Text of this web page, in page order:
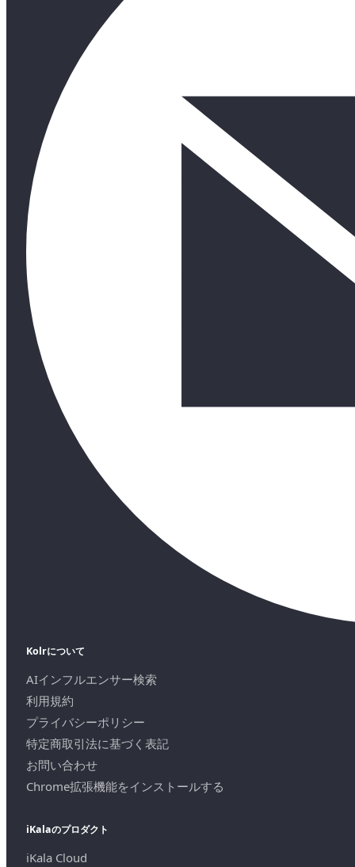
Kolrについて
AIインフルエンサー検索
利用規約
プライバシーポリシー
特定商取引法に基づく表記
お問い合わせ
Chrome拡張機能をインストールする
iKalaのプロダクト
iKala Cloud